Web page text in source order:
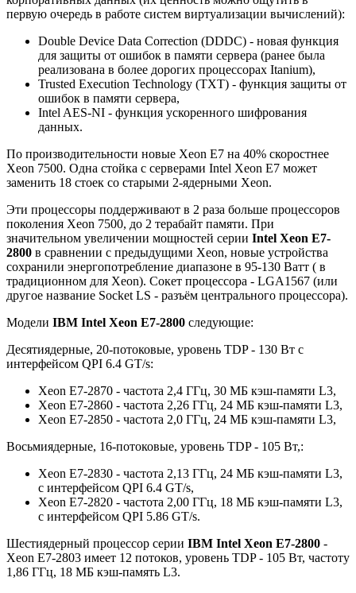
первую очередь в работе систем виртуализации вычислений):
Double Device Data Correction (DDDC) - новая функция
для защиты от ошибок в памяти сервера (ранее была
реализована в более дорогих процессорах Itanium),
Trusted Execution Technology (TXT) - функция защиты от
ошибок в памяти сервера,
Intel AES-NI - функция ускоренного шифрования
данных.
По производительности новые Xeon E7 на 40% скоростнее
Xeon 7500. Одна стойка с серверами Intel Xeon E7 может
заменить 18 стоек со старыми 2-ядерными Xeon.
Эти процессоры поддерживают в 2 раза больше процессоров
поколения Xeon 7500, до 2 терабайт памяти. При
значительном увеличении мощностей серии Intel Xeon E7-
2800 в сравнении с предыдущими Xeon, новые устройства
сохранили энергопотребление диапазоне в 95-130 Ватт ( в
традиционном для Xeon). Сокет процессора - LGA1567 (или
другое название Socket LS - разъём центрального процессора).
Модели IBM Intel Xeon E7-2800 следующие:
Десятиядерные, 20-потоковые, уровень TDP - 130 Вт с
интерфейсом QPI 6.4 GT/s:
Xeon E7-2870 - частота 2,4 ГГц, 30 МБ кэш-памяти L3,
Xeon E7-2860 - частота 2,26 ГГц, 24 МБ кэш-памяти L3,
Xeon E7-2850 - частота 2,0 ГГц, 24 МБ кэш-памяти L3,
Восьмиядерные, 16-потоковые, уровень TDP - 105 Вт,:
Xeon E7-2830 - частота 2,13 ГГц, 24 МБ кэш-памяти L3,
с интерфейсом QPI 6.4 GT/s,
Xeon E7-2820 - частота 2,00 ГГц, 18 МБ кэш-памяти L3,
с интерфейсом QPI 5.86 GT/s.
Шестиядерный процессор серии IBM Intel Xeon E7-2800 -
Xeon E7-2803 имеет 12 потоков, уровень TDP - 105 Вт, частоту
1,86 ГГц, 18 МБ кэш-память L3.